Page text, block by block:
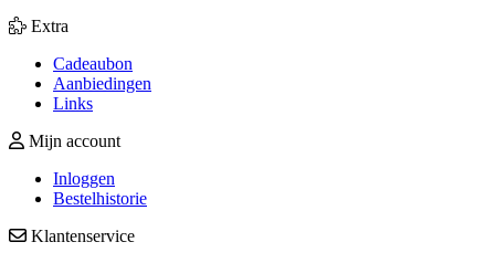
Extra
Cadeaubon
Aanbiedingen
Links
Mijn account
Inloggen
Bestelhistorie
Klantenservice